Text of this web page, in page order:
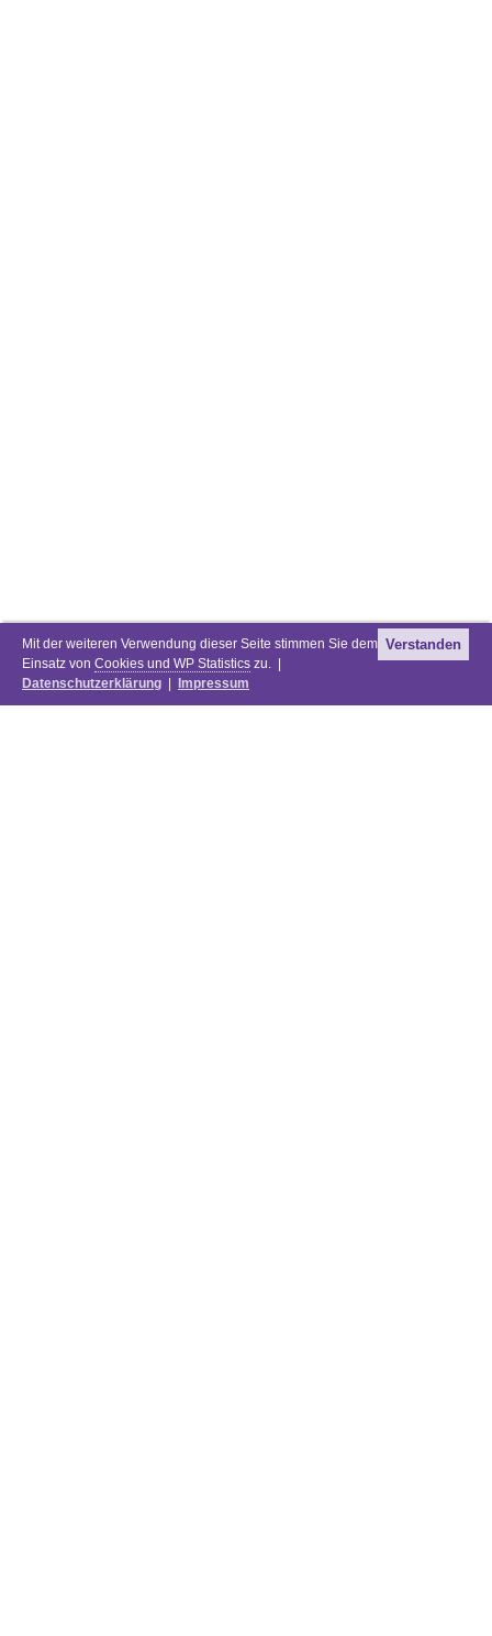
Mit der weiteren Verwendung dieser Seite stimmen Sie dem
Einsatz von Cookies und WP Statistics zu. |
Datenschutzerklärung
Impressum
Verstanden